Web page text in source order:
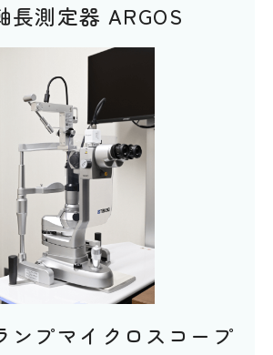
長測定器 ARGOS
ンプマイクロスコープ